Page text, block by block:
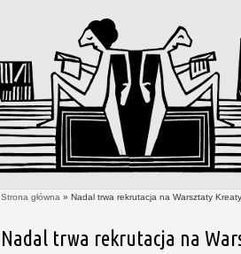
Strona główna » Nadal trwa rekrutacja na Warsztaty
Nadal trwa rekrutacja na